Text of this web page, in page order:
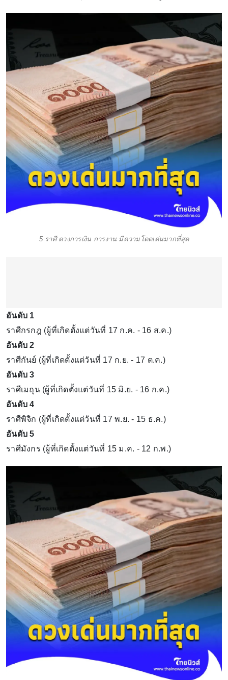
5 ราศี ดวงการเงิน การงาน มีความโดดเด่นมากที่สุด
อันดับ 1
ราศีกรกฎ (ผู้ที่เกิดตั้งแต่วันที่ 17 ก.ค. - 16 ส.ค.)
อันดับ 2
ราศีกันย์ (ผู้ที่เกิดตั้งแต่วันที่ 17 ก.ย. - 17 ต.ค.)
อันดับ 3
ราศีเมถุน (ผู้ที่เกิดตั้งแต่วันที่ 15 มิ.ย. - 16 ก.ค.)
อันดับ 4
ราศีพิจิก (ผู้ที่เกิดตั้งแต่วันที่ 17 พ.ย. - 15 ธ.ค.)
อันดับ 5
ราศีมังกร (ผู้ที่เกิดตั้งแต่วันที่ 15 ม.ค. - 12 ก.พ.)